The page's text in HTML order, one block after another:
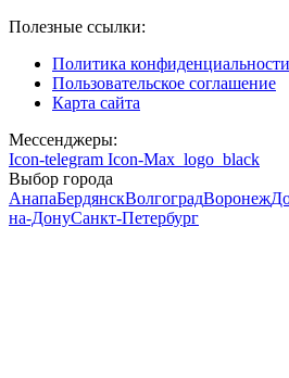
Полезные ссылки:
Политика конфиденциальности
Пользовательское соглашение
Карта сайта
Мессенджеры:
Icon-telegram Icon-Max_logo_black
Выбор города
АнапаБердянскВолгоградВоронеж
на-ДонуСанкт-Петербург